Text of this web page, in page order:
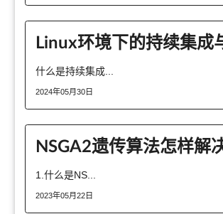
什么是持续集成...
2024年05月30日
1.什么是NS...
2023年05月22日